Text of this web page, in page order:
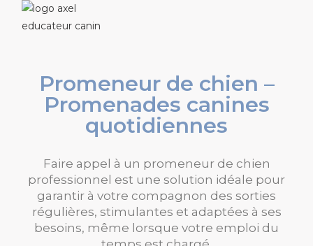
Promeneur de chien –
Promenades canines
quotidiennes
Faire appel à un promeneur de chien
professionnel est une solution idéale pour
garantir à votre compagnon des sorties
régulières, stimulantes et adaptées à ses
besoins, même lorsque votre emploi du